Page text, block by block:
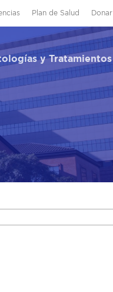
Plan de Salud Donar
y Tratamientos